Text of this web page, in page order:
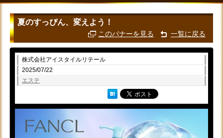
夏のすっぴん、変えよう！
このバナーを見る 一覧に戻る
株式会社アイスタイルリテール
2025/07/22
エステ